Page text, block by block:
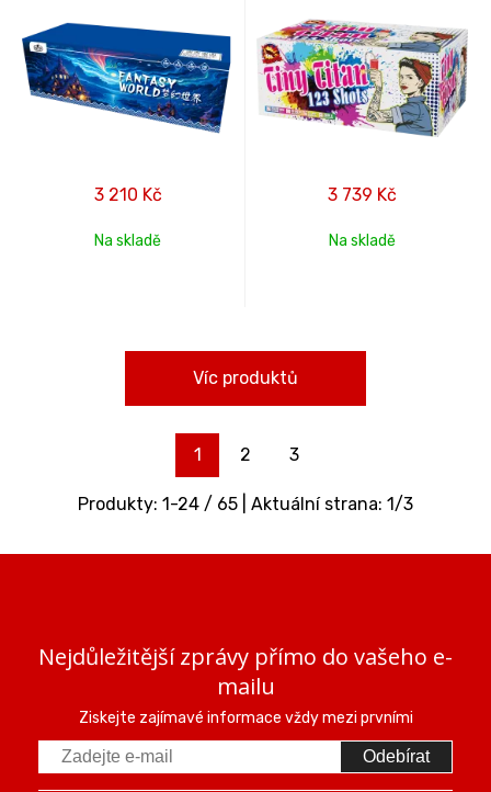
3 210 Kč
Na skladě
3 739 Kč
Na skladě
Víc produktů
1 2 3
Produkty: 1-24 / 65 | Aktuální strana: 1/3
Nejdůležitější zprávy přímo do vašeho e-
mailu
Ziskejte zajímavé informace vždy mezi prvními
Odebírat